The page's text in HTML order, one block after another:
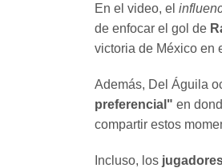
En el video, el
de enfocar el gol de
victoria de México en
Además, Del Águila
preferencial" en
compartir estos
Incluso, los